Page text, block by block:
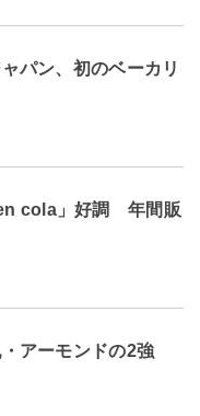
パン、初のベーカリ
cola」好調 年間販
・アーモンドの2強